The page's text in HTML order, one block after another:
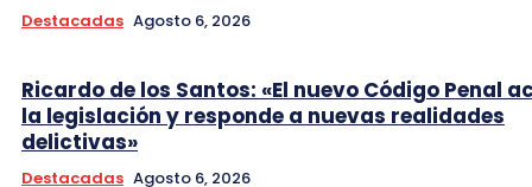
Destacadas Agosto 6, 2026
Ricardo de los Santos: «El nuevo Código Penal
la legislación y responde a nuevas realidades
delictivas»
Destacadas Agosto 6, 2026